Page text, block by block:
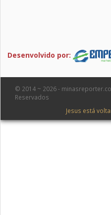
Desenvolvido por:
© 2014 ~ 2026 -
Reservados
Jesus está